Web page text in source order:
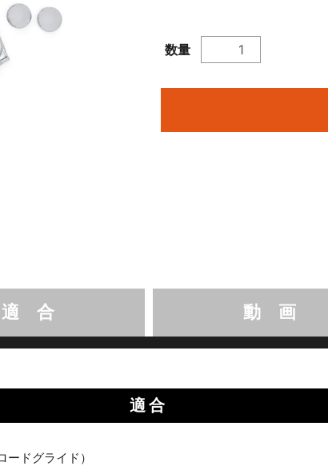
数量
適 合 動 画
適合
ドグライド）